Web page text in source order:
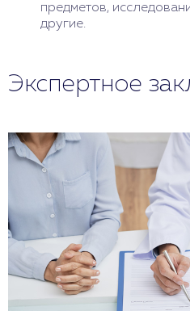
предметов,
другие.
Экспертное